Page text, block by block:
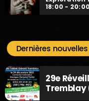
18:00 - 20:00
Dernières nouvelles
29e
Tremblay